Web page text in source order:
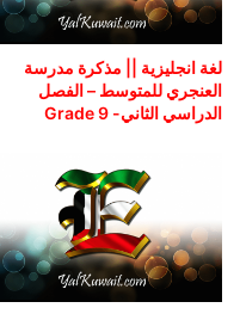
لغة انجليزية || مذكرة مدرسة
العنجري للمتوسط – الفصل
الدراسي الثاني- Grade 9